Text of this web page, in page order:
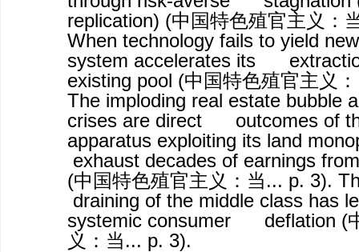
replication) (中国特色殖官主义：
When technology fails to yield
system accelerates its
existing pool (中国特色殖官主义
The imploding real estate bubble
crises are direct outcomes of
apparatus exploiting its land
exhaust decades of earnings
(中国特色殖官主义：当... p. 3).
draining of the middle class has
systemic consumer deflation (
义：当... p. 3).